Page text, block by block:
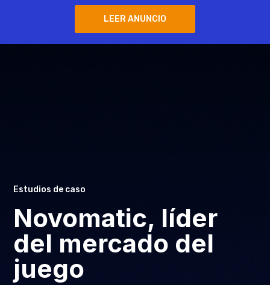
LEER ANUNCIO
Estudios de caso
Novomatic, líder
del mercado del
juego